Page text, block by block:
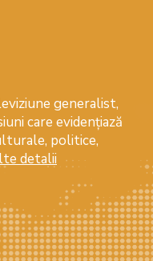
generalist,
care evidenţiază
politice,
detalii